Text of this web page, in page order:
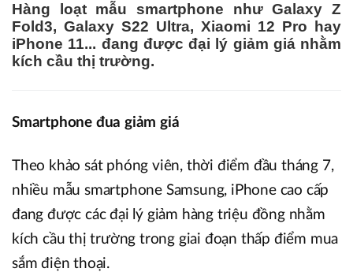
Hàng loạt mẫu smartphone như Galaxy Z
Fold3, Galaxy S22 Ultra, Xiaomi 12 Pro hay
iPhone 11... đang được đại lý giảm giá nhằm
kích cầu thị trường.
Smartphone đua giảm giá
Theo khảo sát phóng viên, thời điểm đầu tháng 7,
nhiều mẫu smartphone Samsung, iPhone cao cấp
đang được các đại lý giảm hàng triệu đồng nhằm
kích cầu thị trường trong giai đoạn thấp điểm mua
sắm điện thoại.